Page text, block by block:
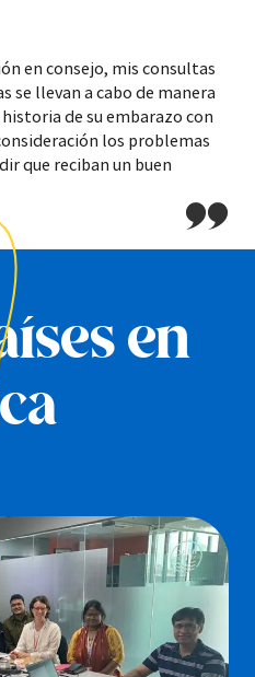
en consejo, mis consultas
se llevan a cabo de manera
de su embarazo con
los problemas
que reciban un buen
en